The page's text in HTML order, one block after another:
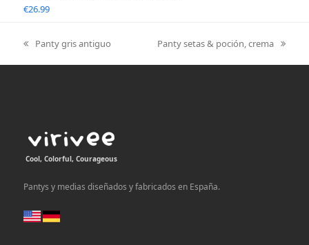
€26.99
previous
post:
Panty gris antiguo
next
post:
Panty setas & poción, crema
Cool, Colorful, Courageous
Pantys y medias diseñados y fabricados en España.